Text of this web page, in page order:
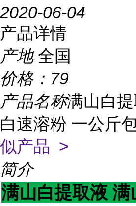
2020-06-04
产品详情
产地 全国
价格： 79
产品名称满山白
白速溶粉 一公斤
似产品 >
简介
满山白提取液 满